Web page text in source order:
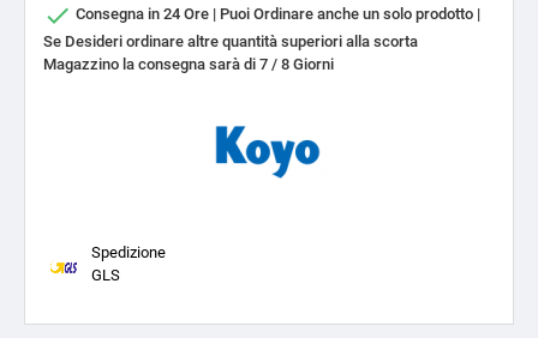
 Consegna in 24 Ore | Puoi Ordinare anche un solo prodotto |
Se Desideri ordinare altre quantità superiori alla scorta
Magazzino la consegna sarà di 7 / 8 Giorni
Spedizione
GLS